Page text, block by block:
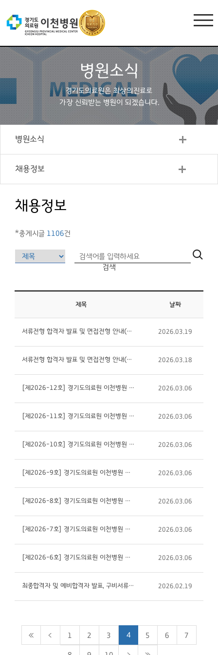
병원소식
경기도의료원은 최상의진료로
가장 신뢰받는 병원이 되겠습니다.
병원소식
채용정보
채용정보
*총게시글 1106건
검색
제목 날짜
서류전형 합격자 발표 및 면접전형 안내(2026-10호 의사직 응급의학과 전문의) 2026.03.19
서류전형 합격자 발표 및 면접전형 안내(2026-6호 일반기능직 안내원(장애인,비정규직), 7호 의료기술직... 2026.03.18
[제2026-12호] 경기도의료원 이천병원 의료기술직 방사선사(정규직) 신규채용 공고 2026.03.06
[제2026-11호] 경기도의료원 이천병원 의료기술직 작업치료사(정규직) 신규채용 공고 2026.03.06
[제2026-10호] 경기도의료원 이천병원 응급의학과 전문의(의사직/비정규직) 신규채용 공고 2026.03.06
[제2026-9호] 경기도의료원 이천병원 의료기술직 방사선사(휴직대체) 신규채용 공고 2026.03.06
[제2026-8호] 경기도의료원 이천병원 의료기술직 방사선사(비정규직) 신규채용 공고 2026.03.06
[제2026-7호] 경기도의료원 이천병원 물리치료사(비정규직 기간제)_AI기반 의료시스템 디지털 전환 지원... 2026.03.06
[제2026-6호] 경기도의료원 이천병원 일반기능직 안내원(장애인/비정규직) 신규채용 공고 2026.03.06
최종합격자 및 예비합격자 발표, 구비서류 안내(2026-4 마취통증의학과 전문의(의사직), 2026-5 원무과 ... 2026.02.19
1 2 3 4 5 6 7